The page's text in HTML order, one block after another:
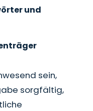
und
sein,
sorgfältig,